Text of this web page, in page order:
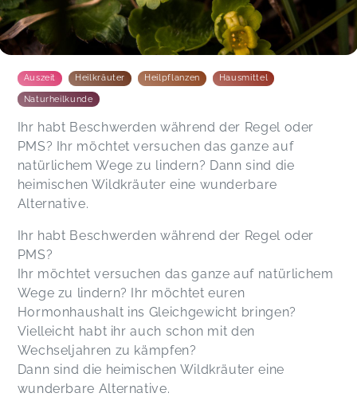
Auszeit Heilkräuter Heilpflanzen Hausmittel
Naturheilkunde
Ihr habt Beschwerden während der Regel oder
PMS? Ihr möchtet versuchen das ganze auf
natürlichem Wege zu lindern? Dann sind die
heimischen Wildkräuter eine wunderbare
Alternative.
Ihr habt Beschwerden während der Regel oder
PMS?
Ihr möchtet versuchen das ganze auf natürlichem
Wege zu lindern? Ihr möchtet euren
Hormonhaushalt ins Gleichgewicht bringen?
Vielleicht habt ihr auch schon mit den
Wechseljahren zu kämpfen?
Dann sind die heimischen Wildkräuter eine
wunderbare Alternative.